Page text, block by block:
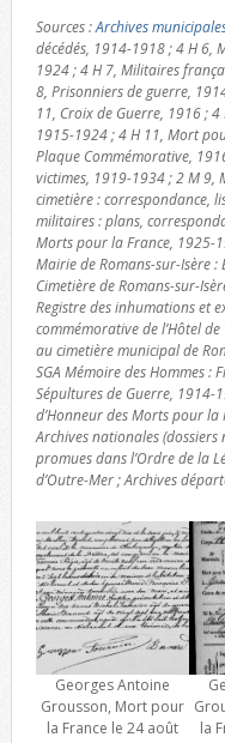
Sources :Archives
décédés, 1914-1918 ; 4 H 6,
1924 ; 4 H 7, Militaires
8, Prisonniers de guerre,
11, Croix de Guerre, 1916 ;
1915-1924 ; 4 H 11, Mort
Plaque Commémorative,
victimes, 1919-1934 ; 2 M 9,
cimetière : correspondance,
militaires : plans,
Morts pour la France, 1925-
Mairie de Romans-sur-Isère :
Cimetière de Romans-sur-
Registre des inhumations et
commémorative de l’Hôtel
au cimetière municipal de
SGA Mémoire des Hommes :
Sépultures de Guerre, 1914-
d’Honneur des Morts pour
Archives nationales
promues dans l’Ordre de la
d’Outre-Mer ; Archives
Georges Antoine
Grousson, Mort pour
la France le 24 août
la